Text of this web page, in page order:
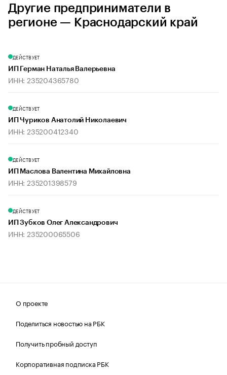
Другие предприниматели в
регионе — Краснодарский край
ДЕЙСТВУЕТ
ИП Герман Наталья Валерьевна
ИНН: 235204365780
ДЕЙСТВУЕТ
ИП Чуриков Анатолий Николаевич
ИНН: 235200412340
ДЕЙСТВУЕТ
ИП Маслова Валентина Михайловна
ИНН: 235201398579
ДЕЙСТВУЕТ
ИП Зубков Олег Александрович
ИНН: 235200065506
О проекте
Поделиться новостью на РБК
Получить пробный доступ
Корпоративная подписка РБК